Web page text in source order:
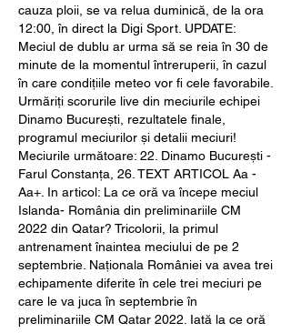
cauza ploii, se va relua duminică, de la ora
12:00, în direct la Digi Sport. UPDATE:
Meciul de dublu ar urma să se reia în 30 de
minute de la momentul întreruperii, în cazul
în care condițiile meteo vor fi cele favorabile.
Urmăriți scorurile live din meciurile echipei
Dinamo București, rezultatele finale,
programul meciurilor și detalii meciuri!
Meciurile următoare: 22. Dinamo București -
Farul Constanța, 26. TEXT ARTICOL Aa -
Aa+. In articol: La ce oră va începe meciul
Islanda- România din preliminariile CM
2022 din Qatar? Tricolorii, la primul
antrenament înaintea meciului de pe 2
septembrie. Naționala României va avea trei
echipamente diferite în cele trei meciuri pe
care le va juca în septembrie în
preliminariile CM Qatar 2022. Iată la ce oră